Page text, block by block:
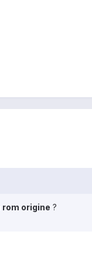
rom origine ?